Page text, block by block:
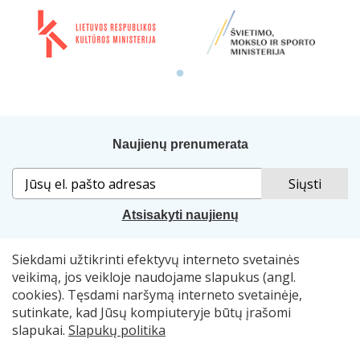
Siekdami užtikrinti efektyvų interneto svetainės
veikimą, jos veikloje naudojame slapukus (angl.
cookies). Tęsdami naršymą interneto svetainėje,
sutinkate, kad Jūsų kompiuteryje būtų įrašomi
slapukai. Slapukų politika
Naujienų prenumerata
Atsisakyti naujienų
Sprendimas: „Idamas“ . Naudojama „Smart Web“
sistema.
© 2007–2026 Lietuvos nacionalinė Martyno Mažvydo
biblioteka, el. p.skaitymometai@lnb.lt
Autorių teisės. Publikuojamų duomenų naudojimas